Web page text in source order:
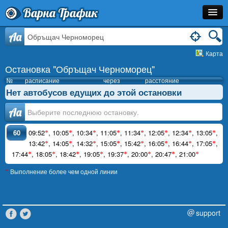
Варна Трафик
Остановка
Расписание
Как Добраться?
Инфо
Aa
Карта
Остановка "Обръщач Черноморец"
№ расписание через расстояние
Нет автобусов едущих до этой остановки
Аа
60 09:52*, 10:05*, 10:34*, 11:05*, 11:34*, 12:05*, 12:34*, 13:05*,
13:42*, 14:05*, 14:32*, 15:05*, 15:42*, 16:05*, 16:44*, 17:05*,
17:44*, 18:05*, 18:42*, 19:05*, 19:37*, 20:00*, 20:47*, 21:00*
* Выполнение более чем одной линии
support